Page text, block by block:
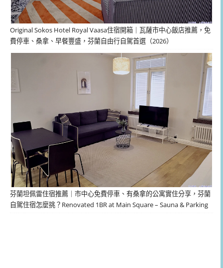
Original Sokos Hotel Royal Vaasa住宿開箱｜瓦薩市中心飯店推薦，免
費停車、桑拿、早餐豐盛，芬蘭自由行自駕首選（2026）
芬蘭坦佩雷住宿推薦｜市中心免費停車、有桑拿的公寓實住分享，芬蘭
自駕住宿怎麼挑？Renovated 1BR at Main Square – Sauna & Parking